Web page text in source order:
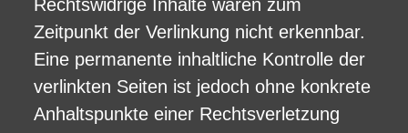
Rechtswidrige Inhalte waren zum
Zeitpunkt der Verlinkung nicht erkennbar.
Eine permanente inhaltliche Kontrolle der
verlinkten Seiten ist jedoch ohne konkrete
Anhaltspunkte einer Rechtsverletzung